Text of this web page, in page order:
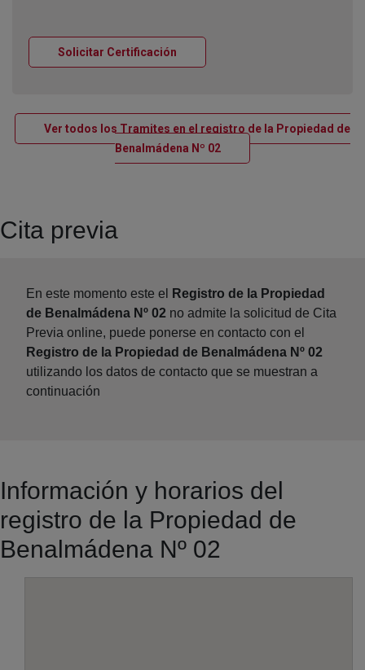
Solicitar Certificación
Ver todos los Tramites en el registro de la Propiedad de
Benalmádena Nº 02 Ventana nueva
Cita previa
En este momento este el
Registro de la Propiedad
de Benalmádena Nº 02 no admite la solicitud de Cita
Previa online, puede ponerse en contacto con el
Registro de la Propiedad de Benalmádena Nº 02
utilizando los datos de contacto que se muestran a
continuación
Información y horarios del
registro de la Propiedad de
Benalmádena Nº 02